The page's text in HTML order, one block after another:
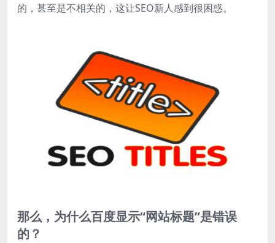
的，甚至是不相关的，这让SEO新人感到很困惑。
那么，为什么百度显示“网站标题”是错误
的？